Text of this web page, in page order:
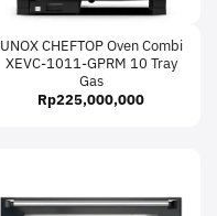
UNOX CHEFTOP Oven Combi
XEVC-1011-GPRM 10 Tray
Gas
Rp225,000,000